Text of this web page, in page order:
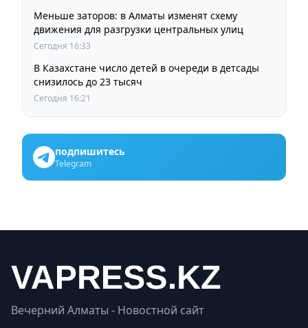
Меньше заторов: в Алматы изменят схему
движения для разгрузки центральных улиц
Сегодня 16:33
В Казахстане число детей в очереди в детсады
снизилось до 23 тысяч
Сегодня 16:21
подпишитесь
Telegram
Вечерний Алматы - Новостной сайт